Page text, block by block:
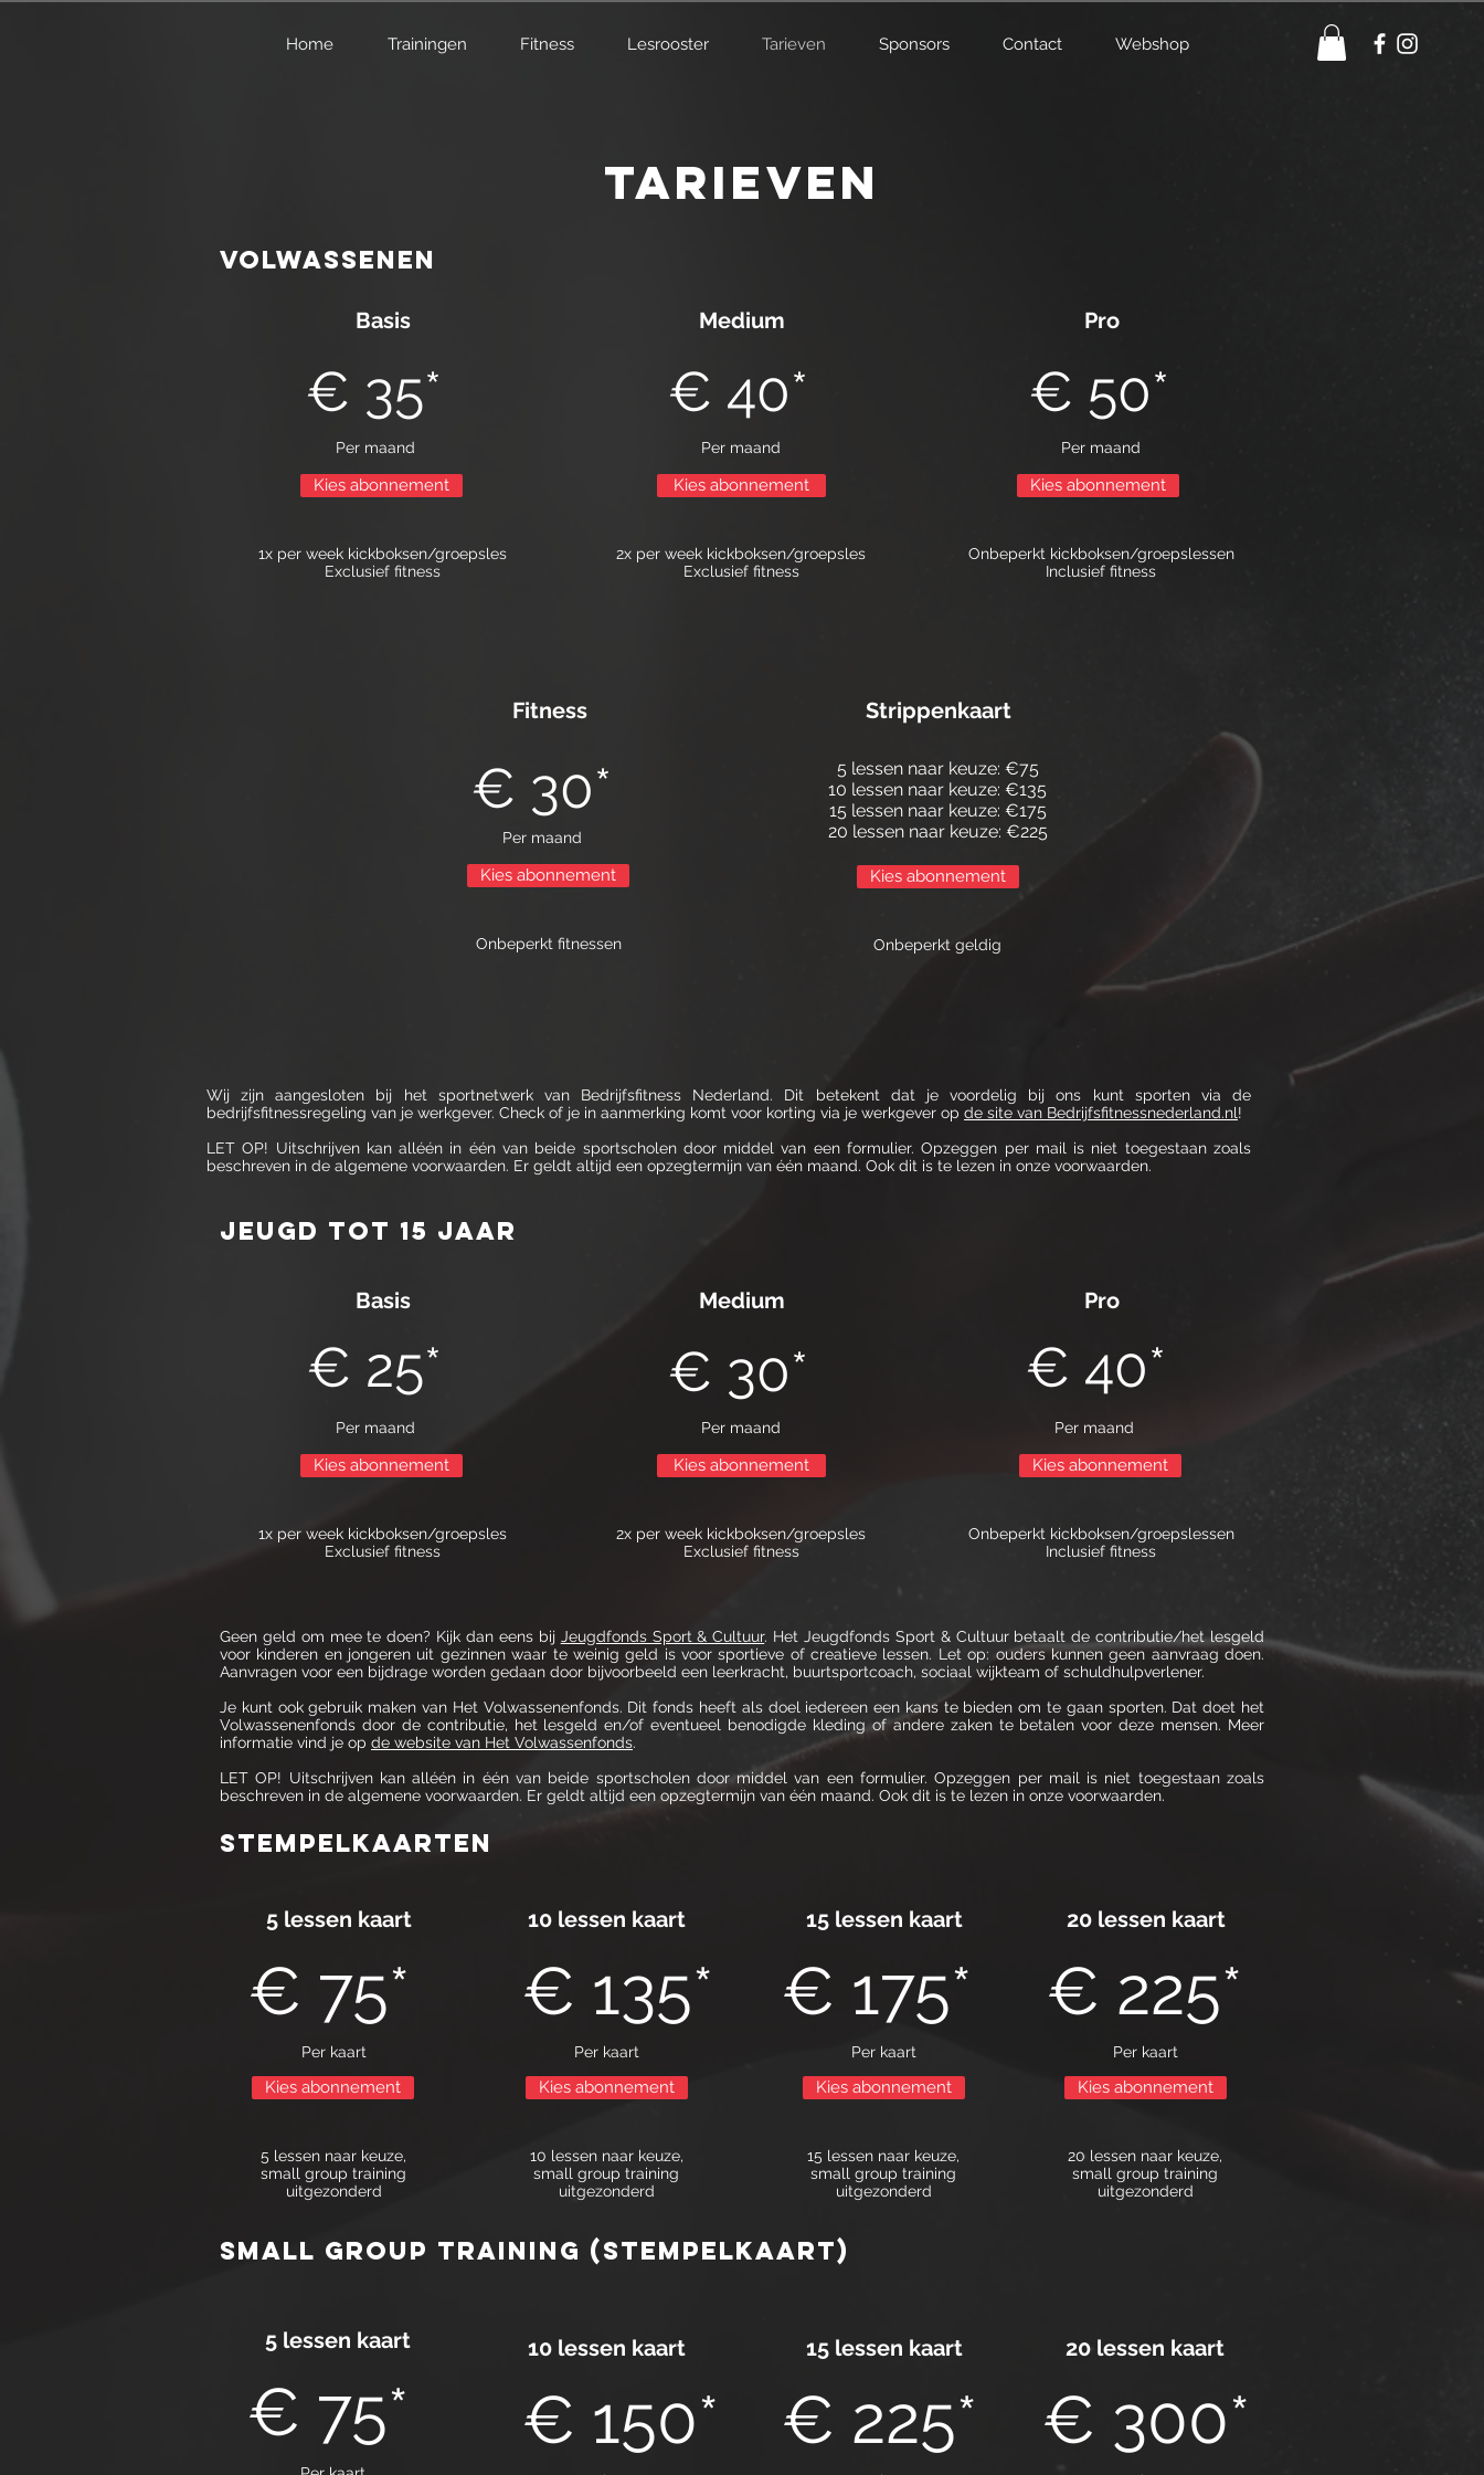
Home Trainingen Fitness Lesrooster Tarieven Sponsors Contact Webshop
Tarieven
Volwassenen
Basis
€ 35*
Per maand
Kies abonnement
1x per week kickboksen/groepsles
Exclusief fitness
Medium
€ 40*
Per maand
Kies abonnement
2x per week kickboksen/groepsles
Exclusief fitness
Pro
€ 50*
Per maand
Kies abonnement
Onbeperkt kickboksen/groepslessen
Inclusief fitness
Fitness
€ 30*
Per maand
Kies abonnement
Onbeperkt fitnessen
Strippenkaart
5 lessen naar keuze: €75
10 lessen naar keuze: €135
15 lessen naar keuze: €175
20 lessen naar keuze: €225
Kies abonnement
Onbeperkt geldig
Wij zijn aangesloten bij het sportnetwerk van Bedrijfsfitness Nederland. Dit betekent dat je voordelig bij ons kunt sporten via de
bedrijfsfitnessregeling van je werkgever. Check of je in aanmerking komt voor korting via je werkgever op de site van Bedrijfsfitnessnederland.nl!
LET OP! Uitschrijven kan alléén in één van beide sportscholen door middel van een formulier. Opzeggen per mail is niet toegestaan zoals
beschreven in de algemene voorwaarden. Er geldt altijd een opzegtermijn van één maand. Ook dit is te lezen in onze voorwaarden.
Jeugd toT 15 jaar
Basis
€ 25*
Per maand
Kies abonnement
1x per week kickboksen/groepsles
Exclusief fitness
Medium
€ 30*
Per maand
Kies abonnement
2x per week kickboksen/groepsles
Exclusief fitness
Pro
€ 40*
Per maand
Kies abonnement
Onbeperkt kickboksen/groepslessen
Inclusief fitness
Geen geld om mee te doen? Kijk dan eens bij Jeugdfonds Sport & Cultuur. Het Jeugdfonds Sport & Cultuur betaalt de contributie/het lesgeld
voor kinderen en jongeren uit gezinnen waar te weinig geld is voor sportieve of creatieve lessen. Let op: ouders kunnen geen aanvraag doen.
Aanvragen voor een bijdrage worden gedaan door bijvoorbeeld een leerkracht, buurtsportcoach, sociaal wijkteam of schuldhulpverlener.
Je kunt ook gebruik maken van Het Volwassenenfonds. Dit fonds heeft als doel iedereen een kans te bieden om te gaan sporten. Dat doet het
Volwassenenfonds door de contributie, het lesgeld en/of eventueel benodigde kleding of andere zaken te betalen voor deze mensen. Meer
informatie vind je op de website van Het Volwassenfonds.
LET OP! Uitschrijven kan alléén in één van beide sportscholen door middel van een formulier. Opzeggen per mail is niet toegestaan zoals
beschreven in de algemene voorwaarden. Er geldt altijd een opzegtermijn van één maand. Ook dit is te lezen in onze voorwaarden.
stempelkaarten
5 lessen kaart
€ 75*
Per kaart
Kies abonnement
5 lessen naar keuze,
small group training
uitgezonderd
10 lessen kaart
€ 135*
Per kaart
Kies abonnement
10 lessen naar keuze,
small group training
uitgezonderd
15 lessen kaart
€ 175*
Per kaart
Kies abonnement
15 lessen naar keuze,
small group training
uitgezonderd
20 lessen kaart
€ 225*
Per kaart
Kies abonnement
20 lessen naar keuze,
small group training
uitgezonderd
small group training (stempelkaart)
5 lessen kaart
€ 75*
10 lessen kaart
€ 150*
15 lessen kaart
€ 225*
20 lessen kaart
€ 300*